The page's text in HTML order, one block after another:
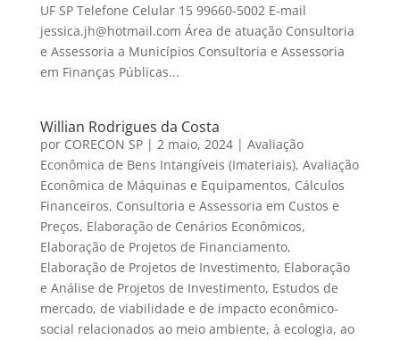
UF SP Telefone Celular 15 99660-5002 E-mail
jessica.jh@hotmail.com Área de atuação Consultoria
e Assessoria a Municípios Consultoria e Assessoria
em Finanças Públicas...
Willian Rodrigues da Costa
por CORECON SP| 2 maio, 2024| Avaliação
Econômica de Bens Intangíveis (Imateriais), Avaliação
Econômica de Máquinas e Equipamentos, Cálculos
Financeiros, Consultoria e Assessoria em Custos e
Preços, Elaboração de Cenários Econômicos,
Elaboração de Projetos de Financiamento,
Elaboração de Projetos de Investimento, Elaboração
e Análise de Projetos de Investimento, Estudos de
mercado, de viabilidade e de impacto econômico-
social relacionados ao meio ambiente, à ecologia, ao